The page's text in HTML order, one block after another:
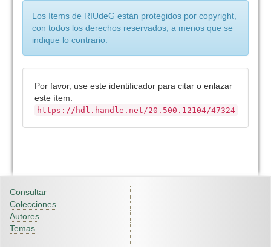
Los ítems de RIUdeG están protegidos por copyright,
con todos los derechos reservados, a menos que se
indique lo contrario.
Por favor, use este identificador para citar o enlazar
este ítem:
https://hdl.handle.net/20.500.12104/47324
Consultar
Colecciones
Autores
Temas